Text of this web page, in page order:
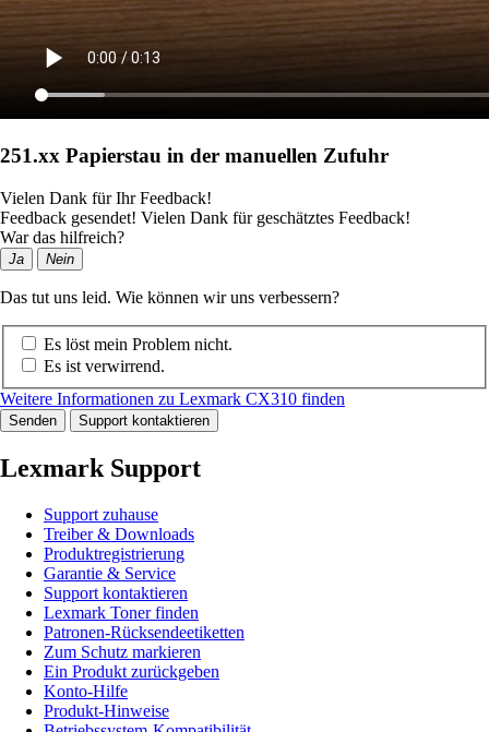
251.xx Papierstau in der manuellen Zufuhr
Vielen Dank für Ihr Feedback!
Feedback gesendet! Vielen Dank für geschätztes Feedback!
War das hilfreich?
Ja Nein
Das tut uns leid. Wie können wir uns verbessern?
Es löst mein Problem nicht.
Es ist verwirrend.
Weitere Informationen zu Lexmark CX310 finden
Senden Support kontaktieren
Lexmark Support
Support zuhause
Treiber & Downloads
Produktregistrierung
Garantie & Service
Support kontaktieren
Lexmark Toner finden
Patronen-Rücksendeetiketten
Zum Schutz markieren
Ein Produkt zurückgeben
Konto-Hilfe
Produkt-Hinweise